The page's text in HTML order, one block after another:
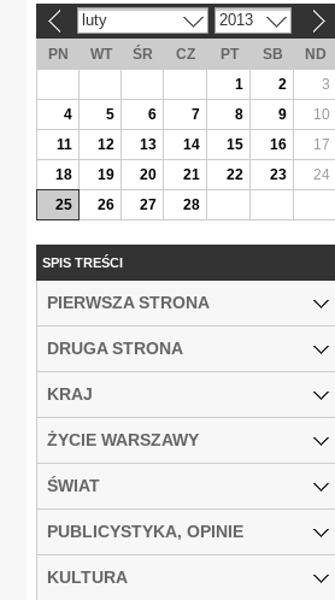
luty 2013
PN WT ŚR CZ PT SB
ND
1
2
3
4
5 6 7 8 9
10
11
12 13 14 15 16
17
18
19 20 21 22 23
24
25
26 27 28
SPIS TREŚCI
PIERWSZA STRONA
DRUGA STRONA
KRAJ
ŻYCIE WARSZAWY
ŚWIAT
PUBLICYSTYKA, OPINIE
KULTURA